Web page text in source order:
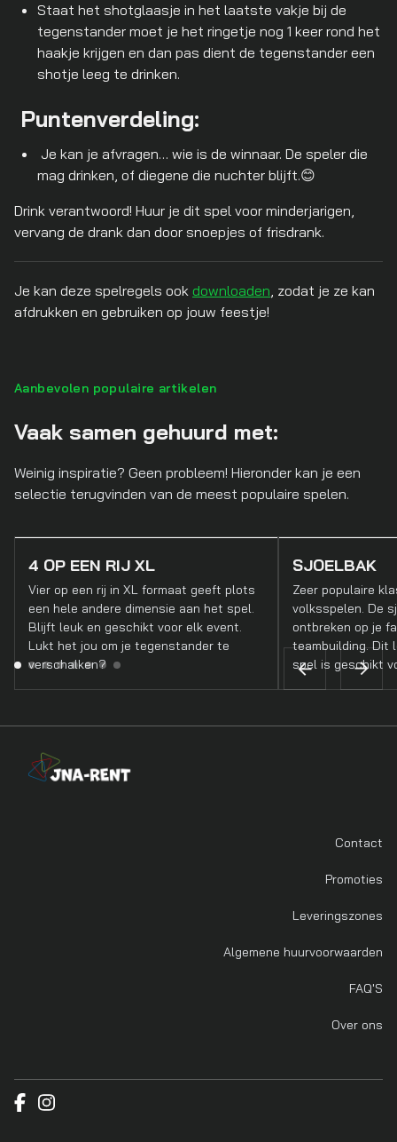
Staat het shotglaasje in het laatste vakje bij de
tegenstander moet je het ringetje nog 1 keer rond het
haakje krijgen en dan pas dient de tegenstander een
shotje leeg te drinken.
Puntenverdeling:
Je kan je afvragen… wie is de winnaar. De speler die
mag drinken, of diegene die nuchter blijft.😊
Drink verantwoord! Huur je dit spel voor minderjarigen,
vervang de drank dan door snoepjes of frisdrank.
Je kan deze spelregels ook downloaden, zodat je ze kan
afdrukken en gebruiken op jouw feestje!
Aanbevolen populaire artikelen
Vaak samen gehuurd met:
Weinig inspiratie? Geen probleem! Hieronder kan je een
selectie terugvinden van de meest populaire spelen.
4 OP EEN RIJ XL
Vier op een rij in XL formaat geeft plots
een hele andere dimensie aan het spel.
Blijft leuk en geschikt voor elk event.
Lukt het jou om je tegenstander te
verschalken?
SJOELBAK
Zeer populaire
volksspelen. De
ontbreken op je
teambuilding. Dit
spel is geschikt
Contact
Promoties
Leveringszones
Algemene huurvoorwaarden
FAQ'S
Over ons